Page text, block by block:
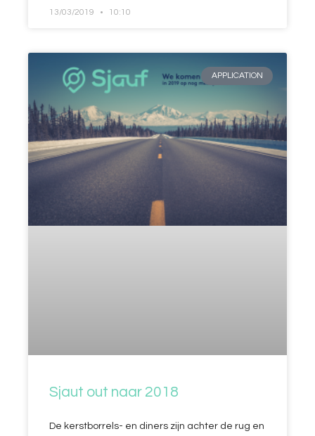
13/03/2019 10:10
APPLICATION
Sjaut out naar 2018
De kerstborrels- en diners zijn achter de rug en